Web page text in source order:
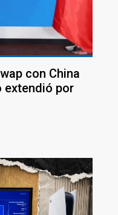
con China
extendió por